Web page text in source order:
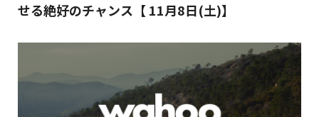
せる絶好のチャンス【 11月8日(土)】